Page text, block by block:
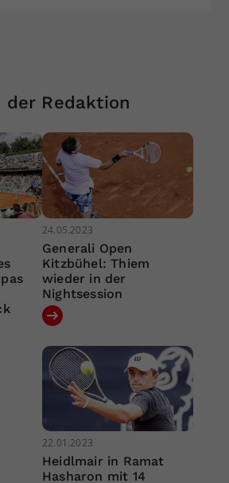
der Redaktion
24.05.2023
Generali Open
Kitzbühel: Thiem
wieder in der
Nightsession
22.01.2023
Heidlmair in Ramat
Hasharon mit 14